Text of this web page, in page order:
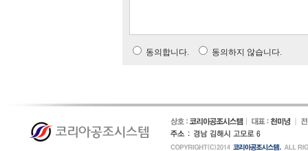
동의합니다. 동의하지 않습니다.